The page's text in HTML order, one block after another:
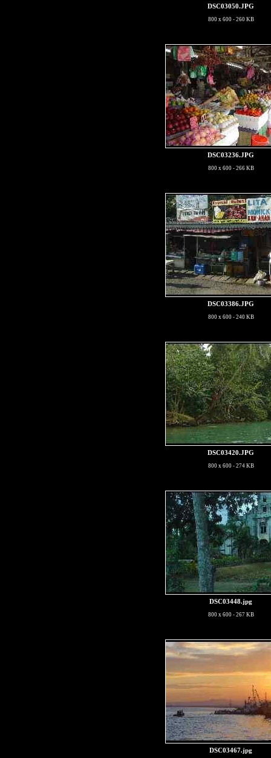
DSC03050.JPG
800 x 600 - 260 KB
DSC03236.JPG
800 x 600 - 266 KB
DSC03386.JPG
800 x 600 - 240 KB
DSC03420.JPG
800 x 600 - 274 KB
DSC03448.jpg
800 x 600 - 267 KB
DSC03467.jpg